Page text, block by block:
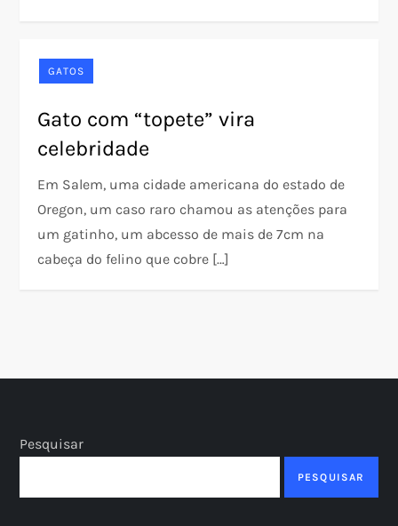
GATOS
Gato com “topete” vira
celebridade
Em Salem, uma cidade americana do estado de
Oregon, um caso raro chamou as atenções para
um gatinho, um abcesso de mais de 7cm na
cabeça do felino que cobre […]
Pesquisar
PESQUISAR